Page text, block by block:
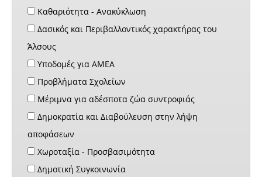
Καθαριότητα - Ανακύκλωση
Δασικός και Περιβαλλοντικός χαρακτήρας του
Άλσους
Υποδομές για ΑΜΕΑ
Προβλήματα Σχολείων
Μέριμνα για αδέσποτα ζώα συντροφιάς
Δημοκρατία και Διαβούλευση στην λήψη
αποφάσεων
Χωροταξία - Προσβασιμότητα
Δημοτική Συγκοινωνία